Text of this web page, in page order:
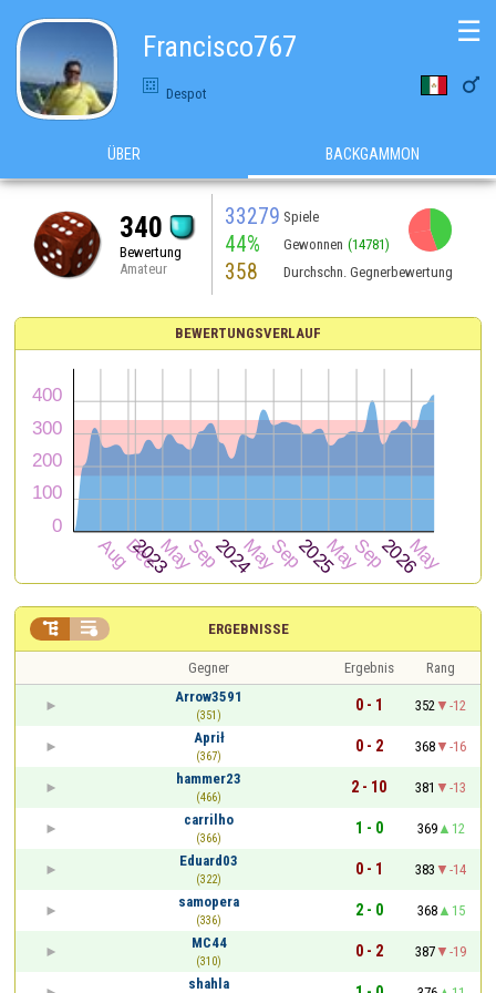
Francisco767
Despot 
☰
ÜBER BACKGAMMON
340
Bewertung
Amateur
33279 Spiele
44% Gewonnen (14781)
358 Durchschn. Gegnerbewertung
BEWERTUNGSVERLAUF
ERGEBNISSE
 
Gegner Ergebnis
Rang
Arrow3591
(351)
0 - 1 352
-12
Aprił
(367)
0 - 2 368
-16
hammer23
(466)
2 - 10 381
-13
carrilho
(366)
1 - 0 369
12
Eduard03
(322)
0 - 1 383
-14
samopera
(336)
2 - 0 368
15
MC44
(310)
0 - 2 387
-19
shahla